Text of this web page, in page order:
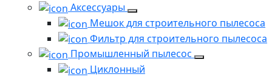
Аксессуары
Мешок для строительного пылесоса
Фильтр для строительного пылесоса
Промышленный пылесос
Циклонный